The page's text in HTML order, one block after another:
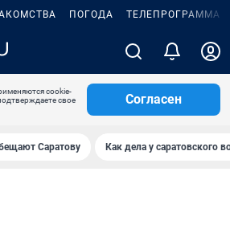
ПОГОДА ТЕЛЕПРОГРАММА
cookie-
свое
Согласен
Саратову Как дела у саратовского